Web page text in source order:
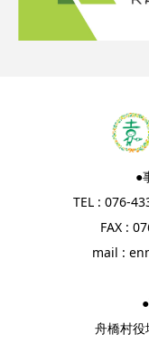
●
TEL : 076-
FAX :
mail :
舟橋村役